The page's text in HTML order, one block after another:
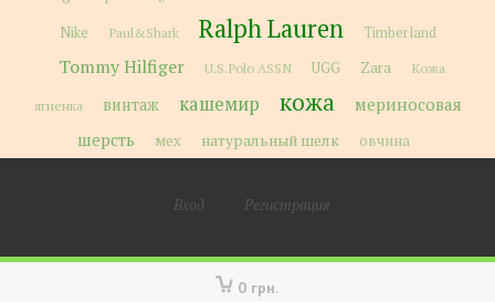
Nike
Paul&Shark Ralph Lauren Timberland
Tommy Hilfiger U.S.Polo ASSN UGG Zara
Кожа
ягненка
винтаж кашемир кожа
мериносовая
шерсть
мех натуральный шелк овчина
Вход Регистрация
0 грн.